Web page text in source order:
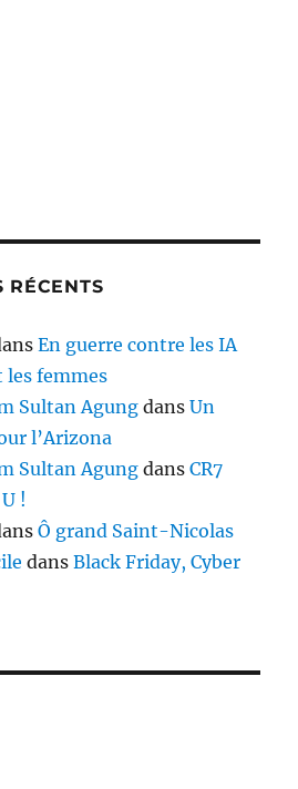
RÉCENTS
En guerre contre les IA
femmes
Sultan Agung dansUn
l’Arizona
Sultan Agung dansCR7
!
Ô grand Saint-Nicolas
dansBlack Friday, Cyber